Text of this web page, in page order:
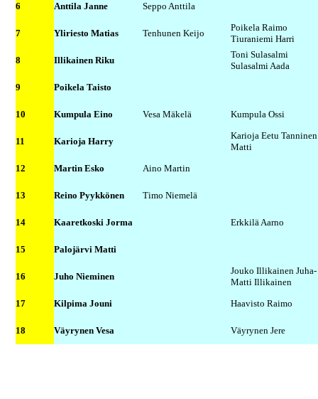
6 Anttila Janne Seppo Anttila
7 Yliriesto Matias Tenhunen Keijo
Poikela Raimo
Tiuraniemi Harri
8
Illikainen Riku
Toni Sulasalmi
Sulasalmi Aada
9
Poikela Taisto
10 Kumpula Eino Vesa Mäkelä Kumpula Ossi
11 Karioja Harry
Karioja Eetu Tanninen
Matti
12
Martin Esko Aino Martin
13 Reino Pyykkönen Timo Niemelä
14 Kaaretkoski Jorma Erkkilä Aarno
15 Palojärvi Matti
16 Juho Nieminen
Jouko Illikainen Juha-
Matti Illikainen
17
Kilpima Jouni Haavisto Raimo
18 Väyrynen Vesa Väyrynen Jere